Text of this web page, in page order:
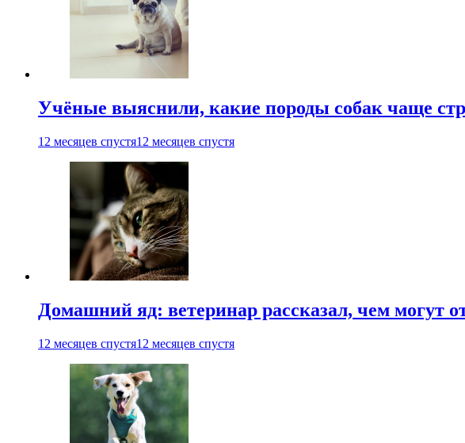
Учёные выяснили, какие породы собак чаще
12 месяцев спустя12 месяцев спустя
Домашний яд: ветеринар рассказал, чем могут
12 месяцев спустя12 месяцев спустя